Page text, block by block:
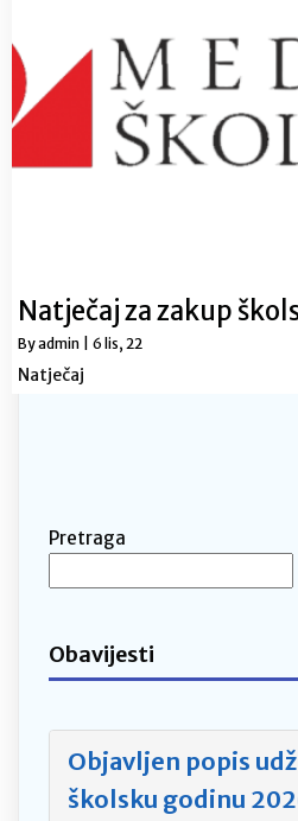
Natječaj za zakup
Byadmin 6 lis, 22
Natječaj
Pretraga
Obavijesti
Objavljen popis
školsku godinu